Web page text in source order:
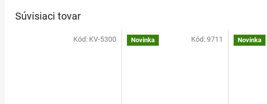
Súvisiaci tovar
Kód: KV-5300 Novinka Kód:9711 Novinka